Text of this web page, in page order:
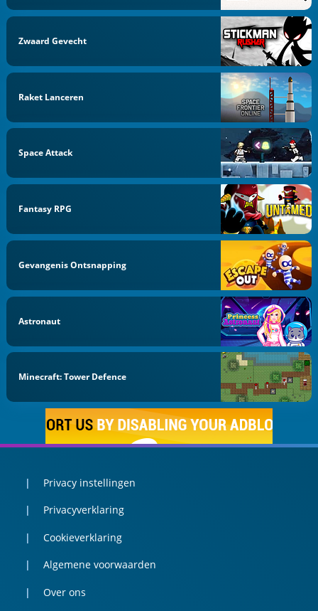
Zwaard Gevecht
Raket Lanceren
Space Attack
Fantasy RPG
Gevangenis Ontsnapping
Astronaut
Minecraft: Tower Defence
Privacy instellingen
Privacyverklaring
Cookieverklaring
Algemene voorwaarden
Over ons